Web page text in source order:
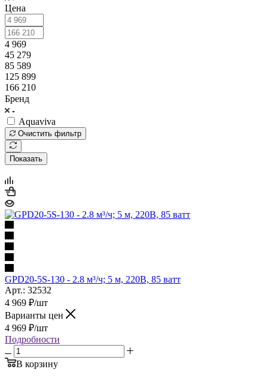
Цена
4 969
45 279
85 589
125 899
166 210
Бренд
Aquaviva
Очистить фильтр
Показать
GPD20-5S-130 - 2.8 м³/ч; 5 м, 220В, 85 ватт
Арт.: 32532
4 969 ₽/шт
Варианты цен
4 969 ₽/шт
Подробности
В корзину